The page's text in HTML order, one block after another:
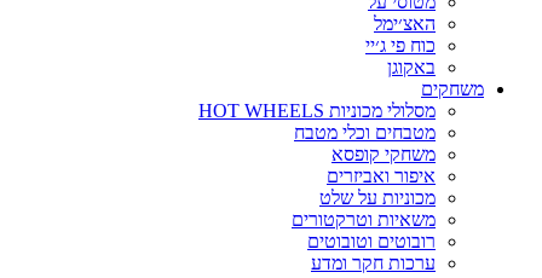
האצ׳ימל
כוח פי ג׳יי
באקוגן
משחקים
מסלולי מכוניות HOT WHEELS
מטבחים וכלי מטבח
משחקי קופסא
איפור ואביזרים
מכוניות על שלט
משאיות וטרקטורים
רובוטים וטובוטים
ערכות חקר ומדע